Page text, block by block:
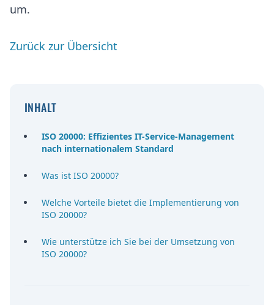
um.
Zurück zur Übersicht
INHALT
ISO 20000: Effizientes IT-Service-Management
nach internationalem Standard
Was ist ISO 20000?
Welche Vorteile bietet die Implementierung von
ISO 20000?
Wie unterstütze ich Sie bei der Umsetzung von
ISO 20000?